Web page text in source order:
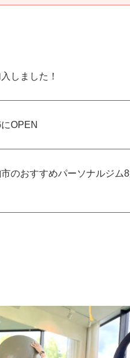
しました！
OPEN
のおすすめパーソナルジム